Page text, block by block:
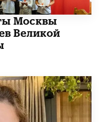
Москвы
Великой